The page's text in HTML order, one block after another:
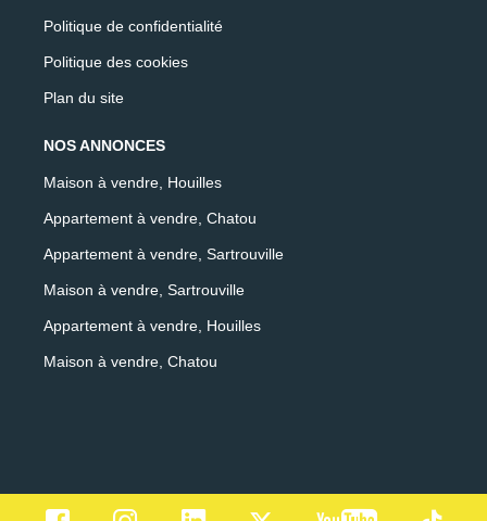
Politique de confidentialité
Politique des cookies
Plan du site
NOS ANNONCES
Maison à vendre, Houilles
Appartement à vendre, Chatou
Appartement à vendre, Sartrouville
Maison à vendre, Sartrouville
Appartement à vendre, Houilles
Maison à vendre, Chatou